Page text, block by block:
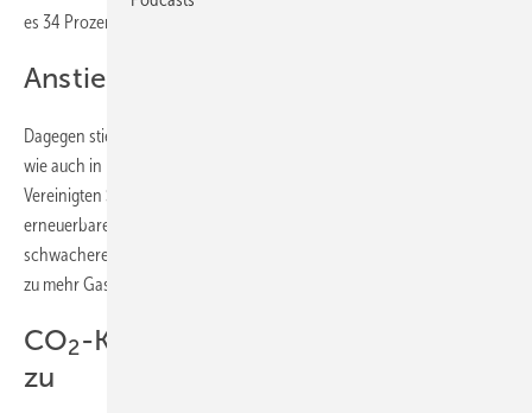
es 34 Prozent weniger oder 7,1 TWh.
Anstieg fossiler Erzeugung in USA
Dagegen stieg die Erzeugung aus fossilen Energiequellen in den USA
wie auch in Europa an. Das Wachstum beim Stromverbrauch der
Vereinigten Staaten übertraf dabei die Mehrerzeugung aus
erneuerbaren Quellen. In der Europäischen Union (EU) führten
schwacheres Windaufkommen und weniger ertragreiche Wasserkraft
zu mehr Gas- und Kohlestromerzeugung.
CO2-Konzentration nimmt weiter
zu